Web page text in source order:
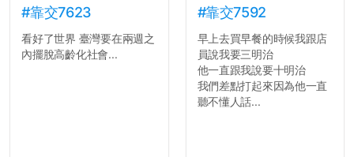
#靠交7623
看好了世界 臺灣要在兩週之
內擺脫高齡化社會...
#靠交7592
早上去買早餐的時候我跟店
員說我要三明治
他一直跟我說要十明治
我們差點打起來因為他一直
聽不懂人話...